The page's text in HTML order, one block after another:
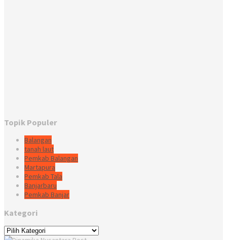
Topik Populer
Balangan
tanah laut
Pemkab Balangan
Martapura
Pemkab Tala
Banjarbaru
Pemkab Banjar
Kategori
Kategori